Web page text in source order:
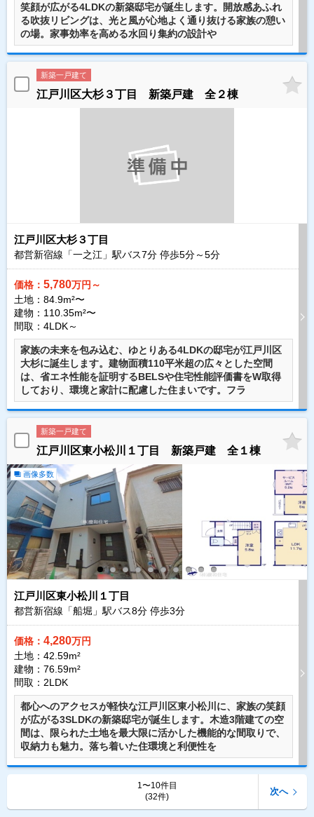
笑顔が広がる4LDKの新築邸宅が誕生します。開放感あふれ
る吹抜リビングは、光と風が心地よく通り抜ける家族の憩い
の場。家事効率を高める水回り集約の設計や
新築一戸建て
江戸川区大杉３丁目 新築戸建 全２棟
江戸川区大杉３丁目
都営新宿線「一之江」駅バス7分 停歩5分～5分
価格： 5,780万円～
土地：84.9m²〜
建物：110.35m²〜
間取：4LDK～
家族の未来を包み込む、ゆとりある4LDKの邸宅が江戸川区
大杉に誕生します。建物面積110平米超の広々とした空間
は、省エネ性能を証明するBELSや住宅性能評価書をW取得
しており、環境と家計に配慮した住まいです。フラ
新築一戸建て
江戸川区東小松川１丁目 新築戸建 全１棟
画像多数
江戸川区東小松川１丁目
都営新宿線「船堀」駅バス8分 停歩3分
価格： 4,280万円
土地：42.59m²
建物：76.59m²
間取：2LDK
都心へのアクセスが軽快な江戸川区東小松川に、家族の笑顔
が広がる3SLDKの新築邸宅が誕生します。木造3階建ての空
間は、限られた土地を最大限に活かした機能的な間取りで、
収納力も魅力。落ち着いた住環境と利便性を
1〜10件目
(32件)
次へ